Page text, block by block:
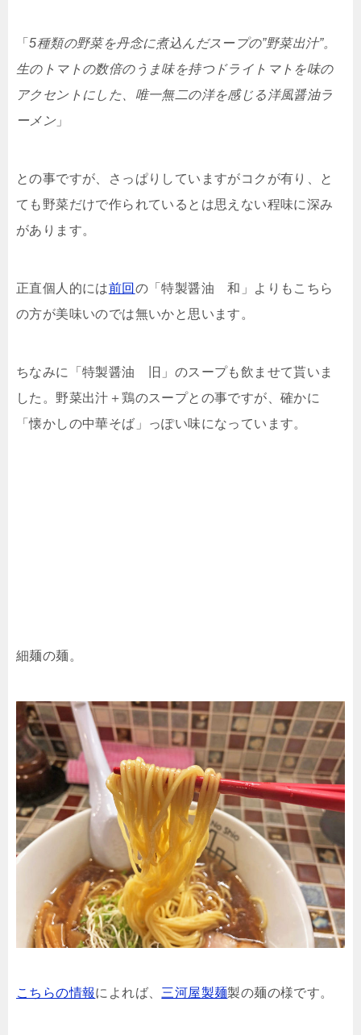
「5種類の野菜を丹念に煮込んだスープの”野菜出汁”。
生のトマトの数倍のうま味を持つドライトマトを味の
アクセントにした、唯一無二の洋を感じる洋風醤油ラ
ーメン」
との事ですが、さっぱりしていますがコクが有り、と
ても野菜だけで作られているとは思えない程味に深み
があります。
正直個人的には前回 の「特製醤油 和」よりもこちら
の方が美味いのでは無いかと思います。
ちなみに「特製醤油 旧」のスープも飲ませて貰いま
した。野菜出汁＋鶏のスープとの事ですが、確かに
「懐かしの中華そば」っぽい味になっています。
細麺の麺。
こちらの情報によれば、 三河屋製麺製の麺の様です。